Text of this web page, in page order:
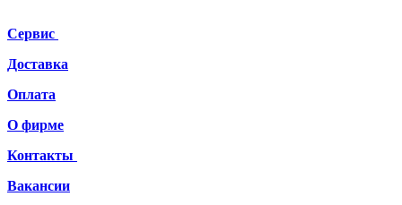
Сервис
Доставка
Оплата
О фирме
Контакты
Вакансии